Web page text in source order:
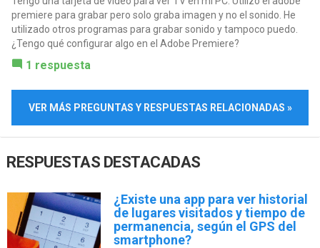
premiere para grabar pero solo graba imagen y no el sonido. He
utilizado otros programas para grabar sonido y tampoco puedo.
¿Tengo qué configurar algo en el Adobe Premiere?
1 respuesta
VER MÁS PREGUNTAS Y RESPUESTAS RELACIONADAS »
RESPUESTAS DESTACADAS
¿Existe una app para ver historial
de lugares visitados y tiempo de
permanencia, según el GPS del
smartphone?